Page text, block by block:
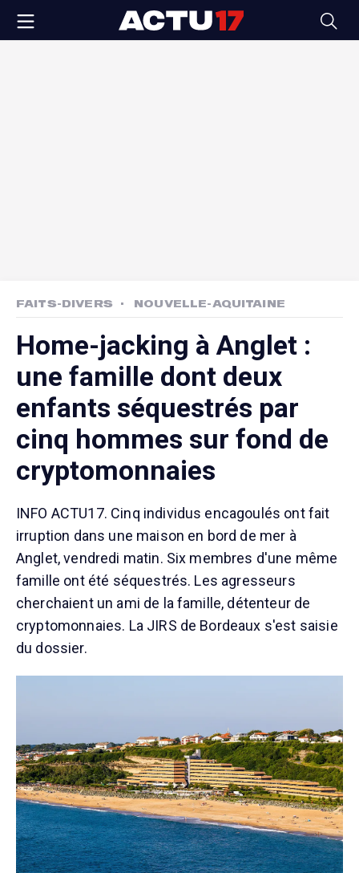
FAITS-DIVERS NOUVELLE-AQUITAINE
Home-jacking à Anglet :
une famille dont deux
enfants séquestrés par
cinq hommes sur fond de
cryptomonnaies
INFO ACTU17. Cinq individus encagoulés ont fait
irruption dans une maison en bord de mer à
Anglet, vendredi matin. Six membres d'une même
famille ont été séquestrés. Les agresseurs
cherchaient un ami de la famille, détenteur de
cryptomonnaies. La JIRS de Bordeaux s'est saisie
du dossier.